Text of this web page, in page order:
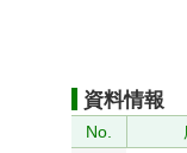
資料情報
No.